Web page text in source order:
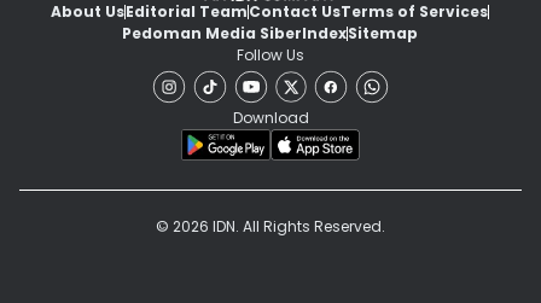
About UsEditorial TeamContact UsTerms of Services
Pedoman Media SiberIndexSitemap
Follow Us
Download
© 2026 IDN. All Rights Reserved.